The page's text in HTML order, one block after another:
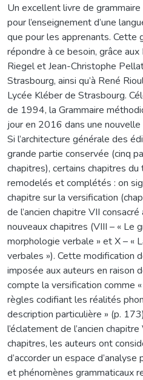
Un excellent livre de
pour l’enseignement d’une
que pour les apprenants. Cette
répondre à ce besoin, grâce
Riegel et Jean-Christophe
Strasbourg, ainsi qu’à René
Lycée Kléber de Strasbourg.
de 1994, la Grammaire
jour en 2016 dans une
Si l’architecture générale des
grande partie conservée (cinq
chapitres), certains chapitres
remodelés et complétés : on
chapitre sur la versification
de l’ancien chapitre VII
nouveaux chapitres (VIII – « Le
morphologie verbale » et X – «
verbales »). Cette modification
imposée aux auteurs en raison
compte la versification comme
règles codifiant les réalités
description particulière » (p.
l’éclatement de l’ancien
chapitres, les auteurs ont
d’accorder un espace
et phénomènes grammaticaux